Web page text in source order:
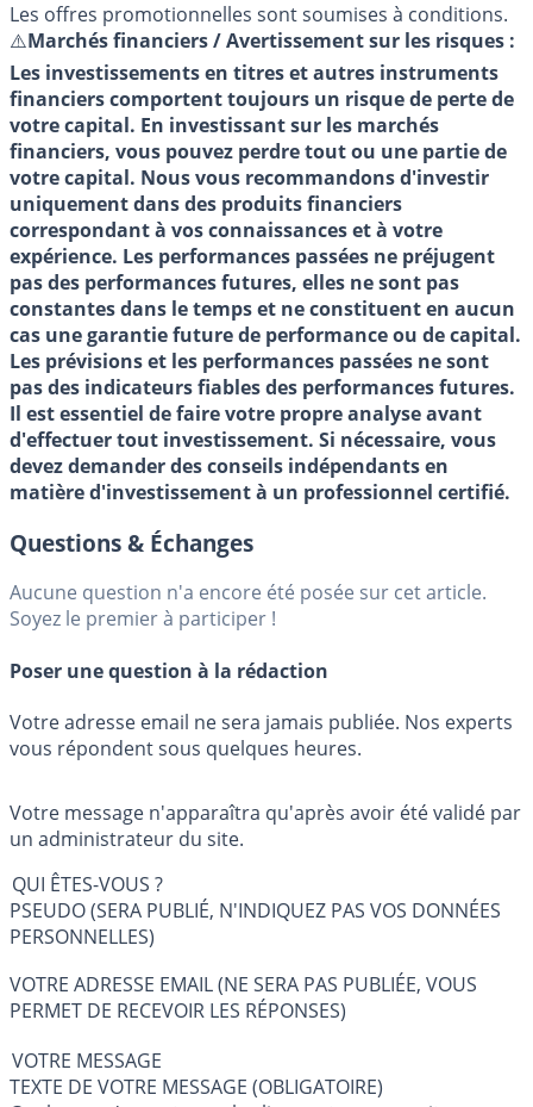
Les offres promotionnelles sont soumises à conditions.
⚠️Marchés financiers / Avertissement sur les risques :
Les investissements en titres et autres instruments
financiers comportent toujours un risque de perte de
votre capital. En investissant sur les marchés
financiers, vous pouvez perdre tout ou une partie de
votre capital. Nous vous recommandons d'investir
uniquement dans des produits financiers
correspondant à vos connaissances et à votre
expérience. Les performances passées ne préjugent
pas des performances futures, elles ne sont pas
constantes dans le temps et ne constituent en aucun
cas une garantie future de performance ou de capital.
Les prévisions et les performances passées ne sont
pas des indicateurs fiables des performances futures.
Il est essentiel de faire votre propre analyse avant
d'effectuer tout investissement. Si nécessaire, vous
devez demander des conseils indépendants en
matière d'investissement à un professionnel certifié.
Questions & Échanges
Aucune question n'a encore été posée sur cet article.
Soyez le premier à participer !
Poser une question à la rédaction
Votre adresse email ne sera jamais publiée. Nos experts
vous répondent sous quelques heures.
Votre message n'apparaîtra qu'après avoir été validé par
un administrateur du site.
QUI ÊTES-VOUS ?
PSEUDO (SERA PUBLIÉ, N'INDIQUEZ PAS VOS DONNÉES
PERSONNELLES)
VOTRE ADRESSE EMAIL (NE SERA PAS PUBLIÉE, VOUS
PERMET DE RECEVOIR LES RÉPONSES)
VOTRE MESSAGE
TEXTE DE VOTRE MESSAGE (OBLIGATOIRE)